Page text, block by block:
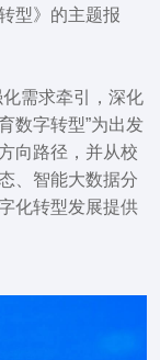
型》 的主题报
需求牵引，深化
数字转型”为出发
向路径，并从校
、智能大数据分
化转型发展提供